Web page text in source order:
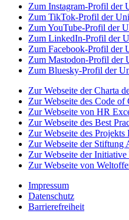
Zum Instagram-Profil der
Zum TikTok-Profil der
Zum YouTube-Profil der
Zum LinkedIn-Profil der
Zum Facebook-Profil der
Zum Mastodon-Profil der
Zum Bluesky-Profil der
Zur Webseite der Charta
Zur Webseite des Code of
Zur Webseite von HR
Zur Webseite des Best
Zur Webseite des Projekts
Zur Webseite der Stiftung
Zur Webseite der
Zur Webseite von
Impressum
Datenschutz
Barrierefreiheit